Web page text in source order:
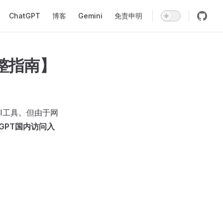
ChatGPT 博客 Gemini 免责申明
南】
具。但由于网
国内访问入